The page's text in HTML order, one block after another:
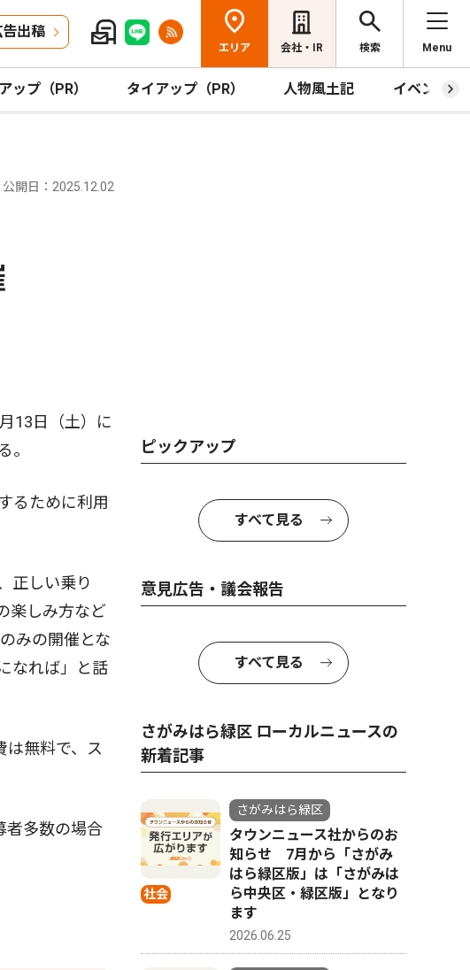
告出稿
エリア 会社・IR 検索 Menu
ップ（PR） タイアップ（PR） 人物風土記 イベント
公開日：2025.12.02
13日（土）に
。
るために利用
正しい乗り
楽しみ方など
みの開催とな
なれば」と話
無料で、ス
者多数の場合
ピックアップ
すべて見る
意見広告・議会報告
すべて見る
さがみはら緑区 ローカルニュースの
新着記事
社会
さがみはら緑区
タウンニュース社からのお
知らせ 7月から「さがみ
はら緑区版」は「さがみは
ら中央区・緑区版」となり
ます
2026.06.25